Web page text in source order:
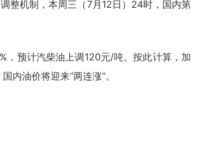
整机制，本周三（7月12日）24时，国内第
，预计汽柴油上调120元/吨。按此计算，加
内油价将迎来“两连涨”。